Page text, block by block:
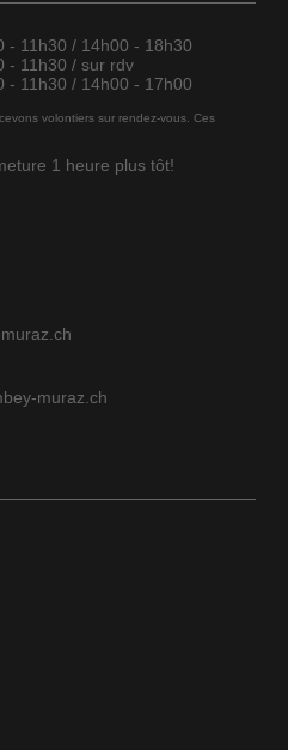
- 11h30 / 14h00 - 18h30
- 11h30 / sur rdv
- 11h30 / 14h00 - 17h00
volontiers sur rendez-vous. Ces
1 heure plus tôt!
muraz.ch